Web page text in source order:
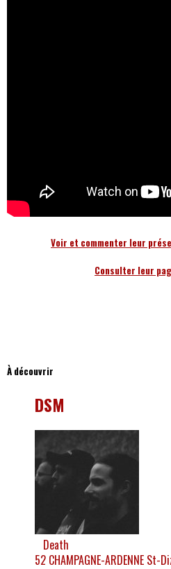
Voir et commenter leur
Consulter leur
À découvrir
DSM
Death
52 CHAMPAGNE-ARDENNE St-